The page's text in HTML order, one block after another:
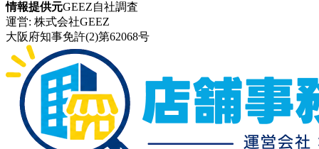
情報提供元GEEZ自社調査
運営: 株式会社GEEZ
大阪府知事免許(2)第62068号